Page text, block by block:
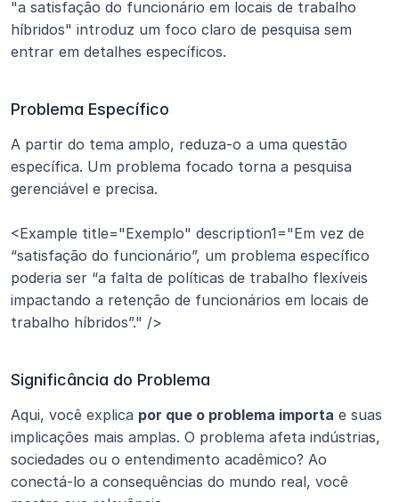
"a satisfação do funcionário em locais de trabalho
híbridos" introduz um foco claro de pesquisa sem
entrar em detalhes específicos.
Problema Específico
A partir do tema amplo, reduza-o a uma questão
específica. Um problema focado torna a pesquisa
gerenciável e precisa.
<Example title="Exemplo" description1="Em vez de
“satisfação do funcionário”, um problema específico
poderia ser “a falta de políticas de trabalho flexíveis
impactando a retenção de funcionários em locais de
trabalho híbridos”." />
Significância do Problema
Aqui, você explica por que o problema importa e suas
implicações mais amplas. O problema afeta indústrias,
sociedades ou o entendimento acadêmico? Ao
conectá-lo a consequências do mundo real, você